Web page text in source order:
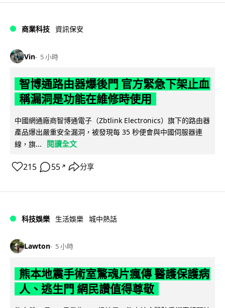
商業科技 資訊保安
Vin 5 小時
智博通路由器爆後門 官方緊急下架止血
稱漏洞是功能在維修時使用
中國網通廠商智博通電子（Zbtlink Electronics）旗下的路由器
產品爆出嚴重安全漏洞，被發現每 35 秒便會與中國伺服器連
線，旗...
閱讀全文
215 55 ↗ 分享
科技娛樂 生活娛樂 城中熱話
Lawton 5 小時
熊本地震手術室驚魂片瘋傳 醫護保護病
人、逃生門 網民讚值得尊敬